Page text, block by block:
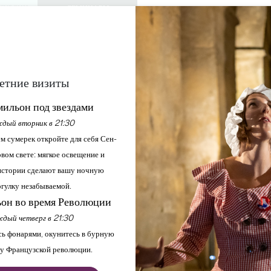
СЕМИНАРЫ
ДОСТУП ДЛЯ
Корзина Мой выбор
ЯЗЫК
RU
AU
- LA MAGIE S'INVITE
Повестка дня "Garden Afterwork" au Château Montlabert - La Magie
визиты
под звездами
вторник в 21:30
сумерек откройте для себя Сен-
свете: мягкое освещение и
сделают вашу ночную
незабываемой.
во время Революции
четверг в 21:30
фонарями, окунитесь в бурную
Французской революции.